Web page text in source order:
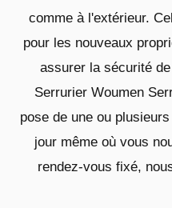
comme à l'extérieur.
pour les nouveaux
assurer la sécurité
Serrurier Woumen
pose de une ou
jour même où vous
rendez-vous fixé,